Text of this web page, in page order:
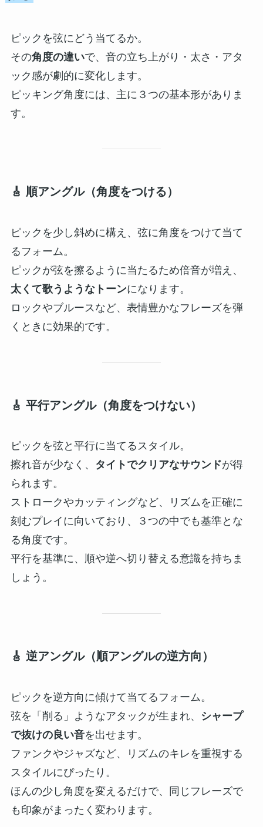
ピックを弦にどう当てるか。
その角度の違いで、音の立ち上がり・太さ・アタ
ック感が劇的に変化します。
ピッキング角度には、主に３つの基本形がありま
す。
🎸 順アングル（角度をつける）
ピックを少し斜めに構え、弦に角度をつけて当て
るフォーム。
ピックが弦を擦るように当たるため倍音が増え、
太くて歌うようなトーンになります。
ロックやブルースなど、表情豊かなフレーズを弾
くときに効果的です。
🎸 平行アングル（角度をつけない）
ピックを弦と平行に当てるスタイル。
擦れ音が少なく、
タイトでクリアなサウンドが得
られます。
ストロークやカッティングなど、リズムを正確に
刻むプレイに向いており、３つの中でも基準とな
る角度です。
平行を基準に、順や逆へ切り替える意識を持ちま
しょう。
🎸 逆アングル（順アングルの逆方向）
ピックを逆方向に傾けて当てるフォーム。
弦を「削る」ようなアタックが生まれ、
シャープ
で抜けの良い音を出せます。
ファンクやジャズなど、リズムのキレを重視する
スタイルにぴったり。
ほんの少し角度を変えるだけで、同じフレーズで
も印象がまったく変わります。